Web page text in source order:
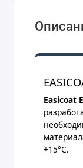
Easicoat
+15°C.